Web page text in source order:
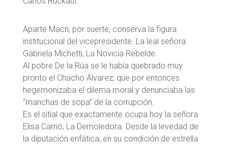
Aparte Macri, por suerte, conserva la figura
institucional del vicepresidente. La leal señora
Gabriela Michetti, La Novicia Rebelde.
Al pobre De la Rúa se le había quebrado muy
pronto el Chacho Álvarez, que por entonces
hegemonizaba el dilema moral y denunciaba las
“manchas de sopa” de la corrupción.
Es el sitial que exactamente ocupa hoy la señora
Elisa Carrió, La Demoledora. Desde la levedad de
la diputación enfática, en su condición de estrella